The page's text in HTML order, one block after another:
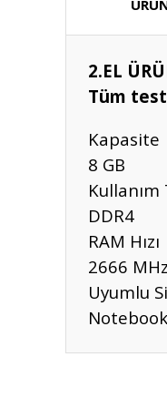
2.EL
Tüm
Kapasite
8 GB
Kullanım
DDR4
RAM Hızı
2666 MHz
Uyumlu
Notebook